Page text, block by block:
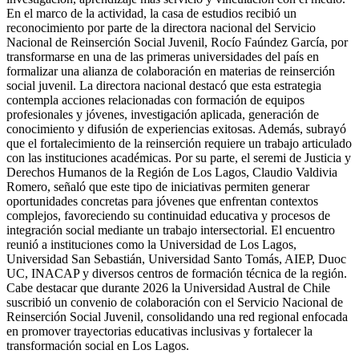
En el marco de la actividad, la casa de estudios recibió un
reconocimiento por parte de la directora nacional del Servicio
Nacional de Reinserción Social Juvenil, Rocío Faúndez García, por
transformarse en una de las primeras universidades del país en
formalizar una alianza de colaboración en materias de reinserción
social juvenil. La directora nacional destacó que esta estrategia
contempla acciones relacionadas con formación de equipos
profesionales y jóvenes, investigación aplicada, generación de
conocimiento y difusión de experiencias exitosas. Además, subrayó
que el fortalecimiento de la reinserción requiere un trabajo articulado
con las instituciones académicas. Por su parte, el seremi de Justicia y
Derechos Humanos de la Región de Los Lagos, Claudio Valdivia
Romero, señaló que este tipo de iniciativas permiten generar
oportunidades concretas para jóvenes que enfrentan contextos
complejos, favoreciendo su continuidad educativa y procesos de
integración social mediante un trabajo intersectorial. El encuentro
reunió a instituciones como la Universidad de Los Lagos,
Universidad San Sebastián, Universidad Santo Tomás, AIEP, Duoc
UC, INACAP y diversos centros de formación técnica de la región.
Cabe destacar que durante 2026 la Universidad Austral de Chile
suscribió un convenio de colaboración con el Servicio Nacional de
Reinserción Social Juvenil, consolidando una red regional enfocada
en promover trayectorias educativas inclusivas y fortalecer la
transformación social en Los Lagos.